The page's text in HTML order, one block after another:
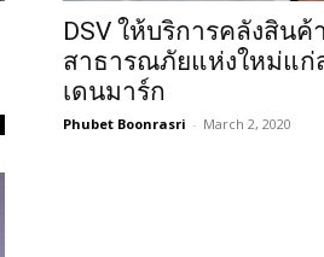
DSV ให้บริการคลังสินค้
สาธารณภัยแห่งใหม่แก่
เดนมาร์ก
Phubet Boonrasri - March 2, 2020